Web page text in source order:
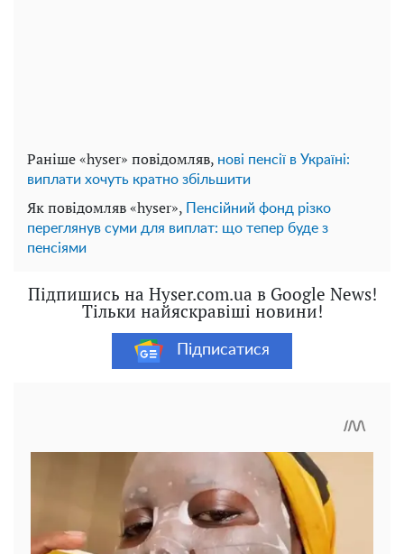
Раніше «hyser» повідомляв, нові пенсії в Україні:
виплати хочуть кратно збільшити
Як повідомляв «hyser»,
Пенсійний фонд різко
переглянув суми для виплат: що тепер буде з
пенсіями
Підпишись на Hyser.com.ua в Google News!
Тільки найяскравіші новини!
Підписатися